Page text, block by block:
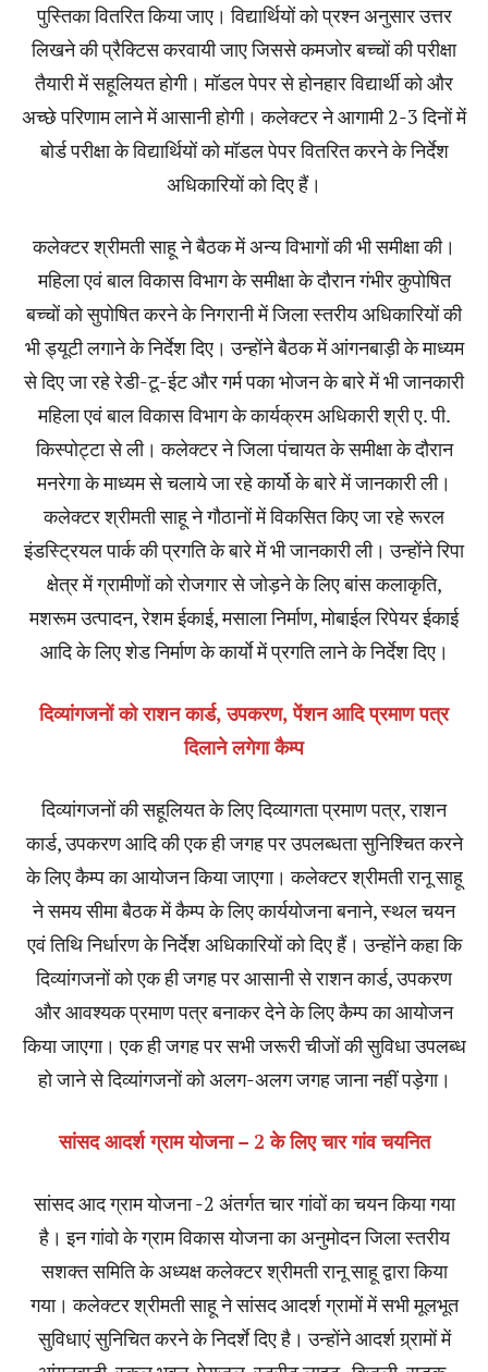
पुस्तिका वितरित किया जाए। विद्यार्थियों को प्रश्न अनुसार उत्तर
लिखने की प्रैक्टिस करवायी जाए जिससे कमजोर बच्चों की परीक्षा
तैयारी में सहूलियत होगी। मॉडल पेपर से होनहार विद्यार्थी को और
अच्छे परिणाम लाने में आसानी होगी। कलेक्टर ने आगामी 2-3 दिनों में
बोर्ड परीक्षा के विद्यार्थियों को मॉडल पेपर वितरित करने के निर्देश
अधिकारियों को दिए हैं।
कलेक्टर श्रीमती साहू ने बैठक में अन्य विभागों की भी समीक्षा की।
महिला एवं बाल विकास विभाग के समीक्षा के दौरान गंभीर कुपोषित
बच्चों को सुपोषित करने के निगरानी में जिला स्तरीय अधिकारियों की
भी ड्यूटी लगाने के निर्देश दिए। उन्होंने बैठक में आंगनबाड़ी के माध्यम
से दिए जा रहे रेडी-टू-ईट और गर्म पका भोजन के बारे में भी जानकारी
महिला एवं बाल विकास विभाग के कार्यक्रम अधिकारी श्री ए. पी.
किस्पोट्टा से ली। कलेक्टर ने जिला पंचायत के समीक्षा के दौरान
मनरेगा के माध्यम से चलाये जा रहे कार्यो के बारे में जानकारी ली।
कलेक्टर श्रीमती साहू ने गौठानों में विकसित किए जा रहे रूरल
इंडस्ट्रियल पार्क की प्रगति के बारे में भी जानकारी ली। उन्होंने रिपा
क्षेत्र में ग्रामीणों को रोजगार से जोड़ने के लिए बांस कलाकृति,
मशरूम उत्पादन, रेशम ईकाई, मसाला निर्माण, मोबाईल रिपेयर ईकाई
आदि के लिए शेड निर्माण के कार्याे में प्रगति लाने के निर्देश दिए।
दिव्यांगजनों को राशन कार्ड, उपकरण, पेंशन आदि प्रमाण पत्र
दिलाने लगेगा कैम्प
दिव्यांगजनों की सहूलियत के लिए दिव्यागता प्रमाण पत्र, राशन
कार्ड, उपकरण आदि की एक ही जगह पर उपलब्धता सुनिश्चित करने
के लिए कैम्प का आयोजन किया जाएगा। कलेक्टर श्रीमती रानू साहू
ने समय सीमा बैठक में कैम्प के लिए कार्ययोजना बनाने, स्थल चयन
एवं तिथि निर्धारण के निर्देश अधिकारियों को दिए हैं। उन्होंने कहा कि
दिव्यांगजनों को एक ही जगह पर आसानी से राशन कार्ड, उपकरण
और आवश्यक प्रमाण पत्र बनाकर देने के लिए कैम्प का आयोजन
किया जाएगा। एक ही जगह पर सभी जरूरी चीजों की सुविधा उपलब्ध
हो जाने से दिव्यांगजनों को अलग-अलग जगह जाना नहीं पड़ेगा।
सांसद आदर्श ग्राम योजना – 2 के लिए चार गांव चयनित
सांसद आद ग्राम योजना -2 अंतर्गत चार गांवों का चयन किया गया
है। इन गांवो के ग्राम विकास योजना का अनुमोदन जिला स्तरीय
सशक्त समिति के अध्यक्ष कलेक्टर श्रीमती रानू साहू द्वारा किया
गया। कलेक्टर श्रीमती साहू ने सांसद आदर्श ग्रामों में सभी मूलभूत
सुविधाएं सुनिचित करने के निदर्शे दिए है। उन्होंने आदर्श ग्र्रामों में